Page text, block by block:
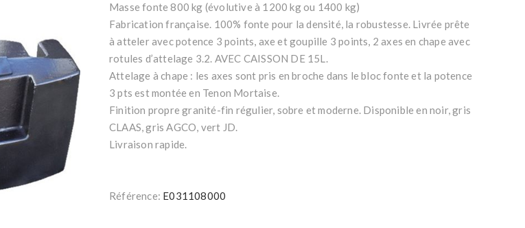
Masse fonte 800 kg (évolutive à 1200 kg ou 1400 kg)
Fabrication française. 100% fonte pour la densité, la robustesse. Livrée prête
à atteler avec potence 3 points, axe et goupille 3 points, 2 axes en chape avec
rotules d’attelage 3.2. AVEC CAISSON DE 15L.
Attelage à chape : les axes sont pris en broche dans le bloc fonte et la potence
3 pts est montée en Tenon Mortaise.
Finition propre granité-fin régulier, sobre et moderne. Disponible en noir, gris
CLAAS, gris AGCO, vert JD.
Livraison rapide.
Référence: E031108000